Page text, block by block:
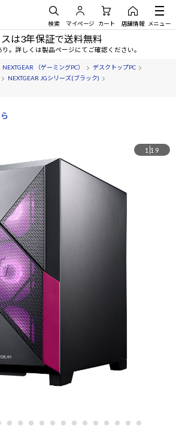
検索 マイページ カート 店舗情報 メニュー
は3年保証で送料無料
。詳しくは製品ページにてご確認ください。
NEXTGEAR （ゲーミングPC）
デスクトップPC
NEXTGEAR JGシリーズ(ブラック)
1 19